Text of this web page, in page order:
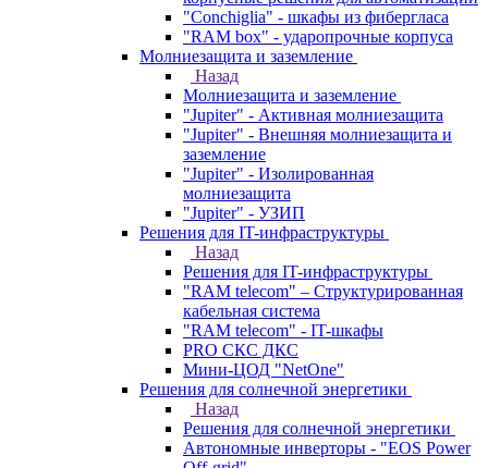
"Conchiglia" - шкафы из фибергласа
"RAM box" - ударопрочные корпуса
Молниезащита и заземление
Назад
Молниезащита и заземление
"Jupiter" - Активная молниезащита
"Jupiter" - Внешняя молниезащита и
заземление
"Jupiter" - Изолированная
молниезащита
"Jupiter" - УЗИП
Решения для IT-инфраструктуры
Назад
Решения для IT-инфраструктуры
"RAM telecom" – Структурированная
кабельная система
"RAM telecom" - IT-шкафы
PRO СКС ДКС
Мини-ЦОД "NetOne"
Решения для солнечной энергетики
Назад
Решения для солнечной энергетики
Автономные инверторы - "EOS Power